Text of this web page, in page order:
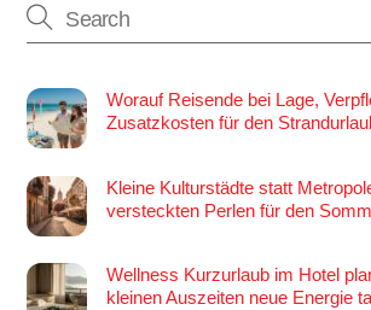
Worauf Reisende bei Lage,
Zusatzkosten für den
Kleine Kulturstädte statt
versteckten Perlen für den
Wellness Kurzurlaub im Hotel
kleinen Auszeiten neue Energie